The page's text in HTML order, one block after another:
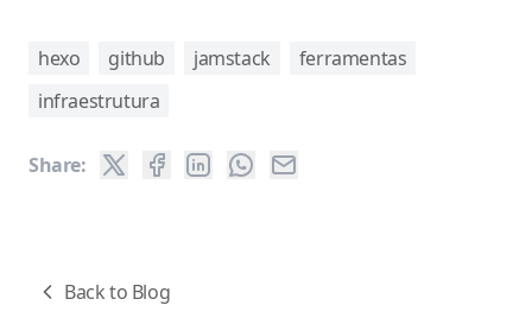
hexo github jamstack
ferramentas
infraestrutura
Share:
Back to Blog